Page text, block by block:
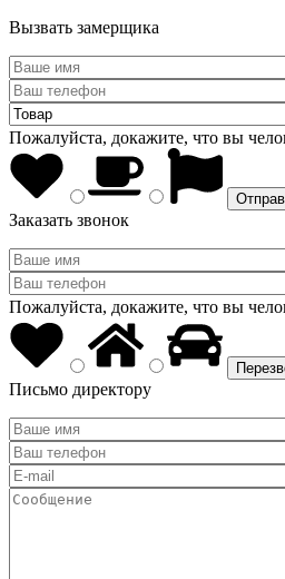
Вызвать замерщика
Пожалуйста, докажите, что вы
Заказать звонок
Пожалуйста, докажите, что вы
Письмо директору